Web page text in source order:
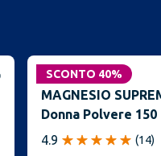
SCONTO 40%
MAGNESIO
Donna Polvere 150
Aroma Lampone
4.9 (14)